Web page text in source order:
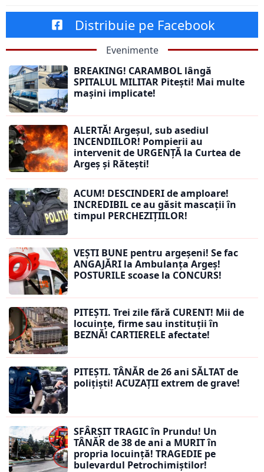
Distribuie pe Facebook
Evenimente
BREAKING! CARAMBOL lângă
SPITALUL MILITAR Pitești! Mai multe
mașini implicate!
ALERTĂ! Argeșul, sub asediul
INCENDIILOR! Pompierii au
intervenit de URGENȚĂ la Curtea de
Argeș și Rătești!
ACUM! DESCINDERI de amploare!
INCREDIBIL ce au găsit mascații în
timpul PERCHEZIȚIILOR!
VEȘTI BUNE pentru argeșeni! Se fac
ANGAJĂRI la Ambulanța Argeș!
POSTURILE scoase la CONCURS!
PITEȘTI. Trei zile fără CURENT! Mii de
locuințe, firme sau instituții în
BEZNĂ! CARTIERELE afectate!
PITEȘTI. TÂNĂR de 26 ani SĂLTAT de
polițiști! ACUZAȚII extrem de grave!
SFÂRȘIT TRAGIC în Prundu! Un
TÂNĂR de 38 de ani a MURIT în
propria locuință! TRAGEDIE pe
bulevardul Petrochimiștilor!